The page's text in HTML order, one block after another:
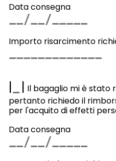
Data consegna
Importo risarcimento
| | Il bagaglio mi è stato
pertanto richiedo il
per l'acquito di effetti
Data consegna